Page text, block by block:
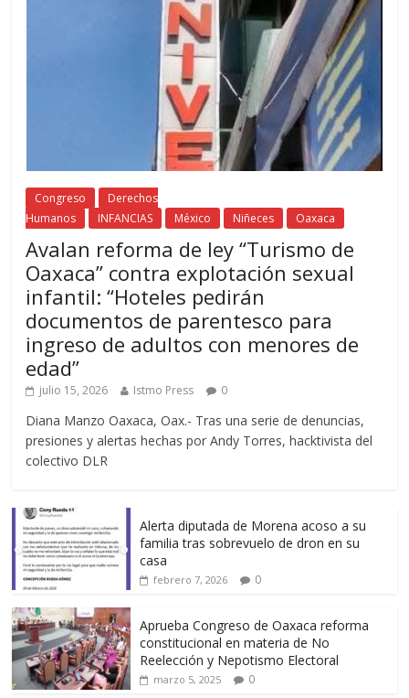
Congreso
Derechos
Humanos
INFANCIAS México Niñeces Oaxaca
Avalan reforma de ley “Turismo de
Oaxaca” contra explotación sexual
infantil: “Hoteles pedirán
documentos de parentesco para
ingreso de adultos con menores de
edad”
julio 15, 2026 Istmo Press 0
Diana Manzo Oaxaca, Oax.- Tras una serie de denuncias,
presiones y alertas hechas por Andy Torres, hacktivista del
colectivo DLR
Alerta diputada de Morena acoso a su
familia tras sobrevuelo de dron en su
casa
febrero 7, 2026 0
Aprueba Congreso de Oaxaca reforma
constitucional en materia de No
Reelección y Nepotismo Electoral
marzo 5, 2025 0